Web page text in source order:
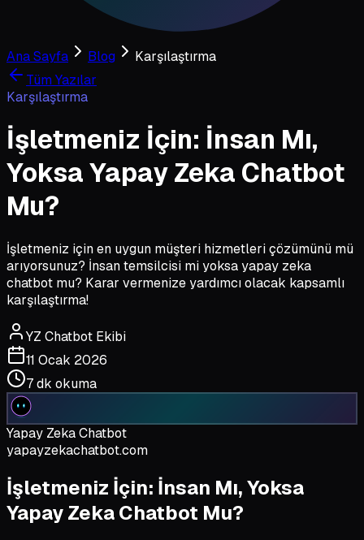
Ana Sayfa Blog
Karşılaştırma
Tüm Yazılar
Karşılaştırma
İşletmeniz İçin: İnsan Mı,
Yoksa Yapay Zeka Chatbot
Mu?
İşletmeniz için en uygun müşteri hizmetleri çözümünü mü
arıyorsunuz? İnsan temsilcisi mi yoksa yapay zeka
chatbot mu? Karar vermenize yardımcı olacak kapsamlı
karşılaştırma!
YZ Chatbot Ekibi
11 Ocak 2026
7 dk okuma
Yapay Zeka Chatbot
yapayzekachatbot.com
İşletmeniz İçin: İnsan Mı, Yoksa
Yapay Zeka Chatbot Mu?